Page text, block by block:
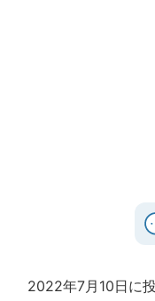
2022年7月10日に